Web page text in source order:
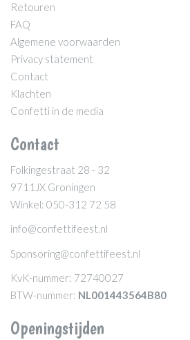
Retouren
FAQ
Algemene voorwaarden
Privacy statement
Contact
Klachten
Confetti in de media
Contact
Folkingestraat 28 - 32
9711JX Groningen
Winkel: 050-312 72 58
info@confettifeest.nl
Sponsoring@confettifeest.nl
KvK-nummer: 72740027
BTW-nummer: NL001443564B80
Openingstijden